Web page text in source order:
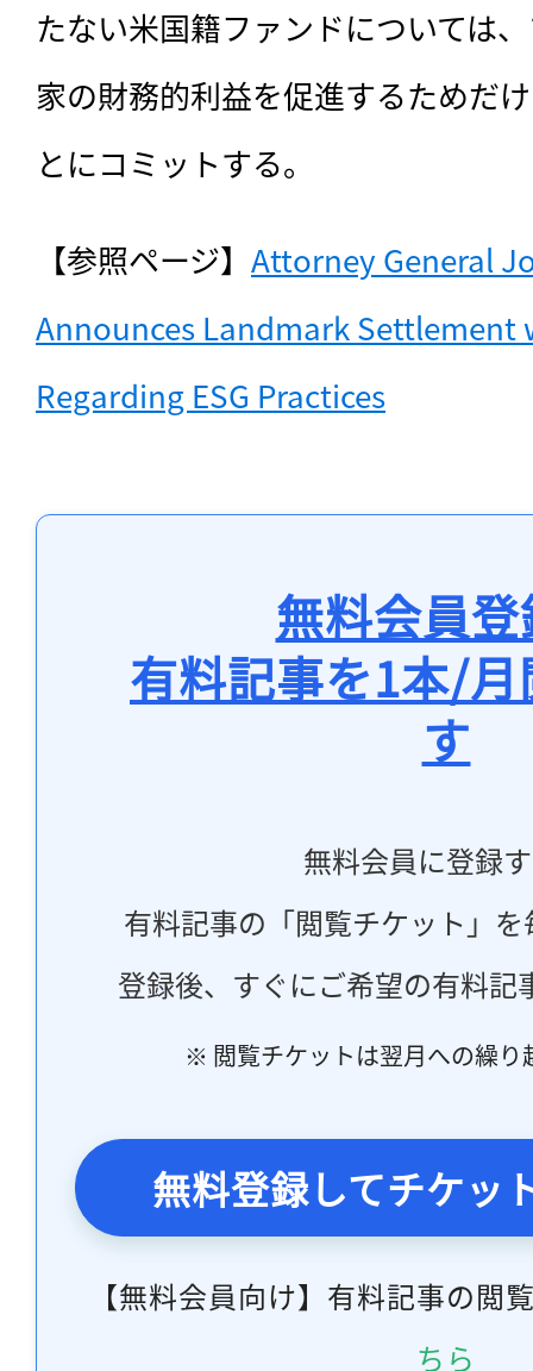
たない米国籍ファンドについては
家の財務的利益を促進するためだ
とにコミットする。
【参照ページ】 Attorney General
Announces Landmark Settlement
Regarding ESG Practices
無料会員
有料記事を1本/
す
無料会員に登録
有料記事の「閲覧チケット」
登録後、すぐにご希望の有料記
※ 閲覧チケットは翌月への繰り
無料登録してチケッ
【無料会員向け】有料記事の閲
ちら